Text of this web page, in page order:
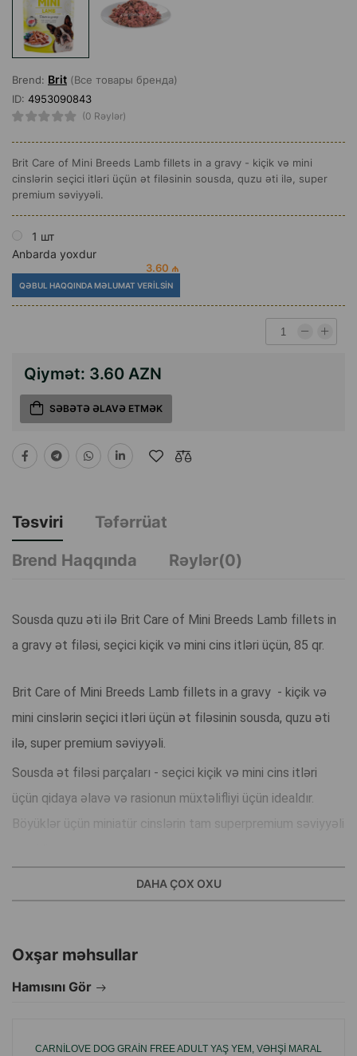
Brend: Brit (Все товары бренда)
ID: 4953090843
(0 Rəylər)
Brit Care of Mini Breeds Lamb fillets in a gravy - kiçik və mini
cinslərin seçici itləri üçün ət filəsinin sousda, quzu əti ilə, super
premium səviyyəli.
1 шт
Anbarda yoxdur
3.60 ₼
QƏBUL HAQQINDA MƏLUMAT VERILSIN
Qiymət: 3.60 AZN
SƏBƏTƏ ƏLAVƏ ETMƏK
Təsviri
Təfərrüat
Brend Haqqında
Rəylər(0)
Sousda quzu əti ilə Brit Care of Mini Breeds Lamb fillets in
a gravy ət filəsi, seçici kiçik və mini cins itləri üçün, 85 qr.
Brit Care of Mini Breeds Lamb fillets in a gravy - kiçik və
mini cinslərin seçici itləri üçün ət filəsinin sousda, quzu əti
ilə, super premium səviyyəli.
Sousda ət filəsi parçaları - seçici kiçik və mini cins itləri
üçün qidaya əlavə və rasionun müxtəlifliyi üçün idealdır.
Böyüklər üçün miniatür cinslərin tam superpremium səviyyəli
Həzm sistemini yaxşılaşdırmaq üçün prebiyotiklərlə
Adaçayı, sarıkök, mixək, sitrus və yaban mersini ehtiva edir.
DAHA ÇOX OXU
Oxşar məhsullar
Hamısını Gör
CARNILOVE DOG GRAIN FREE ADULT YAŞ YEM, VƏHŞI MARAL